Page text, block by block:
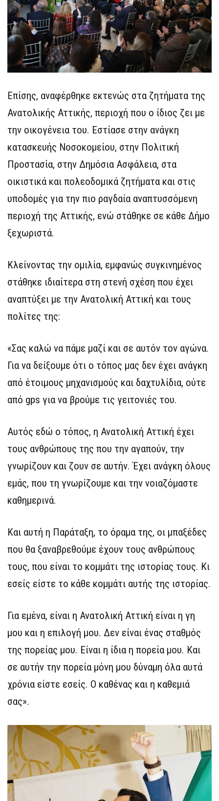
Επίσης, αναφέρθηκε εκτενώς στα ζητήματα της
Ανατολικής Αττικής, περιοχή που ο ίδιος ζει με
την οικογένεια του. Εστίασε στην ανάγκη
κατασκευής Νοσοκομείου, στην Πολιτική
Προστασία, στην Δημόσια Ασφάλεια, στα
οικιστικά και πολεοδομικά ζητήματα και στις
υποδομές για την πιο ραγδαία αναπτυσσόμενη
περιοχή της Αττικής, ενώ στάθηκε σε κάθε Δήμο
ξεχωριστά.
Κλείνοντας την ομιλία, εμφανώς συγκινημένος
στάθηκε ιδιαίτερα στη στενή σχέση που έχει
αναπτύξει με την Ανατολική Αττική και τους
πολίτες της:
«Σας καλώ να πάμε μαζί και σε αυτόν τον αγώνα.
Για να δείξουμε ότι ο τόπος μας δεν έχει ανάγκη
από έτοιμους μηχανισμούς και δαχτυλίδια, ούτε
από gps για να βρούμε τις γειτονιές του.
Αυτός εδώ ο τόπος, η Ανατολική Αττική έχει
τους ανθρώπους της που την αγαπούν, την
γνωρίζουν και ζουν σε αυτήν. Έχει ανάγκη όλους
εμάς, που τη γνωρίζουμε και την νοιαζόμαστε
καθημερινά.
Και αυτή η Παράταξη, το όραμα της, οι μπαξέδες
που θα ξαναβρεθούμε έχουν τους ανθρώπους
τους, που είναι το κομμάτι της ιστορίας τους. Κι
εσείς είστε το κάθε κομμάτι αυτής της ιστορίας.
Για εμένα, είναι η Ανατολική Αττική είναι η γη
μου και η επιλογή μου. Δεν είναι ένας σταθμός
της πορείας μου. Είναι η ίδια η πορεία μου. Και
σε αυτήν την πορεία μόνη μου δύναμη όλα αυτά
χρόνια είστε εσείς. Ο καθένας και η καθεμιά
σας».